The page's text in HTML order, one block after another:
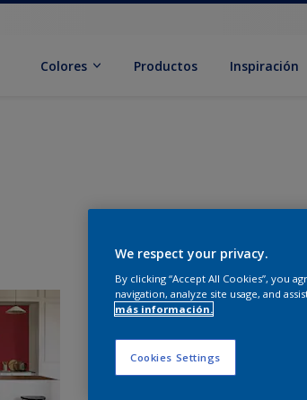
Colores Productos Inspiración
We respect your privacy.
By clicking “Accept All Cookies”, you
navigation, analyze site usage, and
más información.
Cookies Settings